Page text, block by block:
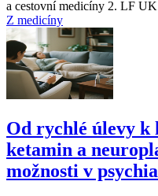
a cestovní medicíny 2. LF
Z medicíny
Od rychlé úlevy k
ketamin a
možnosti v